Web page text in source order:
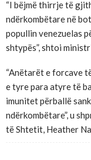
“I bëjmë thirrje të
ndërkombëtare në
popullin venezuelas
shtypës”, shtoi
“Anëtarët e forcave
e tyre para atyre të
imunitet përballë
ndërkombëtare”, u
të Shtetit, Heather